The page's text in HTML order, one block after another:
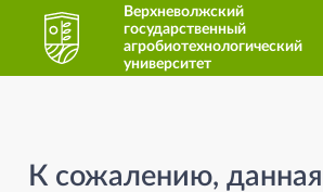
Верхневолжский
государственный
агробиотехнологический
университет
К сожалению,